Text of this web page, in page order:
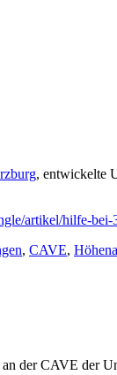
, entwickelte
artikel/hilfe-bei-
, CAVE,
der CAVE der